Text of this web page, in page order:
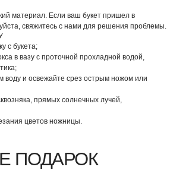
материал. Если ваш букет пришел в
свяжитесь с нами для решения проблемы.
с букета;
в вазу с проточной прохладной водой,
воду и освежайте срез острым ножом или
прямых солнечных лучей,
цветов ножницы.